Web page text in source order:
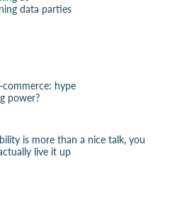
data parties
commerce: hype
power?
is more than a nice talk, you
live it up